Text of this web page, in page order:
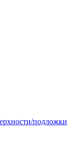
подложки